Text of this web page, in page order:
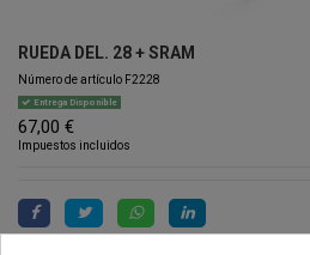
RUEDA DEL. 28 + SRAM
Número de artículo F2228
Entrega Disponible
67,00 €
Impuestos incluidos